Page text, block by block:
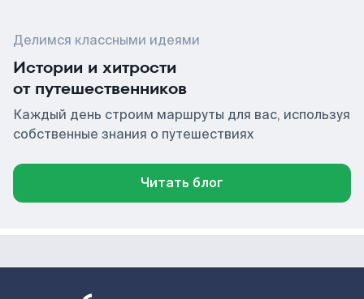
Делимся классными идеями
Истории и хитрости
от путешественников
Каждый день строим маршруты для вас, используя
собственные знания о путешествиях
Читать блог